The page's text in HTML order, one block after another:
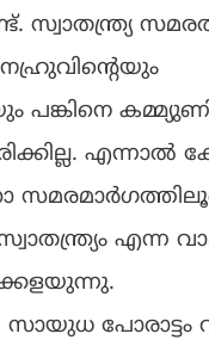
സ്വാതന്ത്ര്യ
എന്ന
പോരാട്ടം